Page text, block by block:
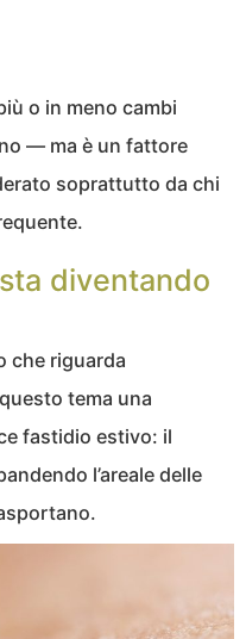
o in meno cambi
— ma è un fattore
soprattutto da chi
diventando
che riguarda
tema una
fastidio estivo: il
l’areale delle